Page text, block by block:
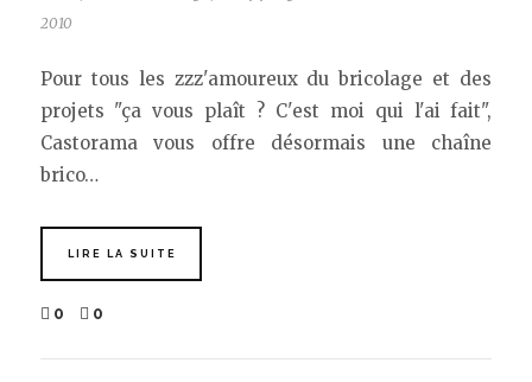
2010
Pour tous les zzz'amoureux du bricolage et des
projets "ça vous plaît ? C'est moi qui l'ai fait",
Castorama vous offre désormais une chaîne
brico…
LIRE LA SUITE
0 0